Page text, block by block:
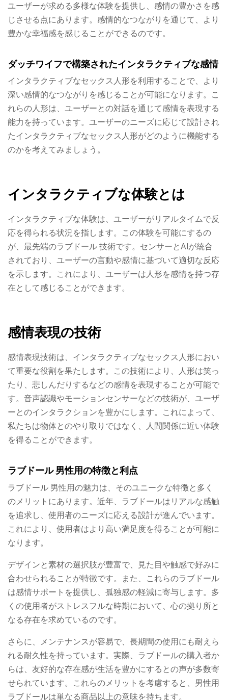
ユーザーが求める多様な体験を提供し、感情の豊かさを感
じさせる点にあります。感情的なつながりを通じて、より
豊かな幸福感を感じることができるのです。
ダッチワイフで構築されたインタラクティブな感情
インタラクティブなセックス人形を利用することで、より
深い感情的なつながりを感じることが可能になります。こ
れらの人形は、ユーザーとの対話を通じて感情を表現する
能力を持っています。ユーザーのニーズに応じて設計され
たインタラクティブなセックス人形がどのように機能する
のかを考えてみましょう。
インタラクティブな体験とは
インタラクティブな体験は、ユーザーがリアルタイムで反
応を得られる状況を指します。この体験を可能にするの
が、最先端のラブドール 技術です。センサーとAIが統合
されており、ユーザーの言動や感情に基づいて適切な反応
を示します。これにより、ユーザーは人形を感情を持つ存
在として感じることができます。
感情表現の技術
感情表現技術は、インタラクティブなセックス人形におい
て重要な役割を果たします。この技術により、人形は笑っ
たり、悲しんだりするなどの感情を表現することが可能で
す。音声認識やモーションセンサーなどの技術が、ユーザ
ーとのインタラクションを豊かにします。これによって、
私たちは物体とのやり取りではなく、人間関係に近い体験
を得ることができます。
ラブドール 男性用の特徴と利点
ラブドール 男性用の魅力は、そのユニークな特徴と多く
のメリットにあります。近年、ラブドールはリアルな感触
を追求し、使用者のニーズに応える設計が進んでいます。
これにより、使用者はより高い満足度を得ることが可能に
なります。
デザインと素材の選択肢が豊富で、見た目や触感で好みに
合わせられることが特徴です。また、これらのラブドール
は感情サポートを提供し、孤独感の軽減に寄与します。多
くの使用者がストレスフルな時期において、心の拠り所と
なる存在を求めているのです。
さらに、メンテナンスが容易で、長期間の使用にも耐えら
れる耐久性を持っています。実際、ラブドールの購入者か
らは、友好的な存在感が生活を豊かにするとの声が多数寄
せられています。これらのメリットを考慮すると、男性用
ラブドールは単なる商品以上の意味を持ちます。